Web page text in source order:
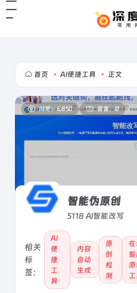
首页 • AI便捷工具 • 正文
浏览：6,850 留言：0
智能伪原创
5118 AI智能改写
相关
标
签：
AI
便
捷
工
具
内容
自动
生成
原
创
检
测
在